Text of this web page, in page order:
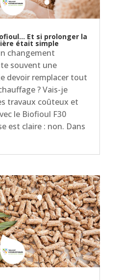
Et si prolonger la
était simple
changement
souvent une
devoir remplacer tout
? Vais-je
travaux coûteux et
le Biofioul F30
est claire : non. Dans